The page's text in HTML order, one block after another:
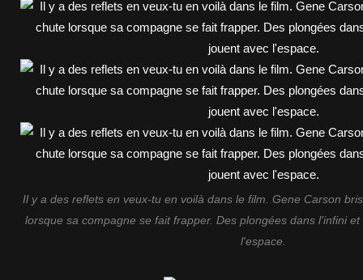
Il y a des reflets en veux-tu en voilà dans le film. Gene Carson
lorsque sa compagne se fait frapper. Des plongées dans l'infini
l'espace.